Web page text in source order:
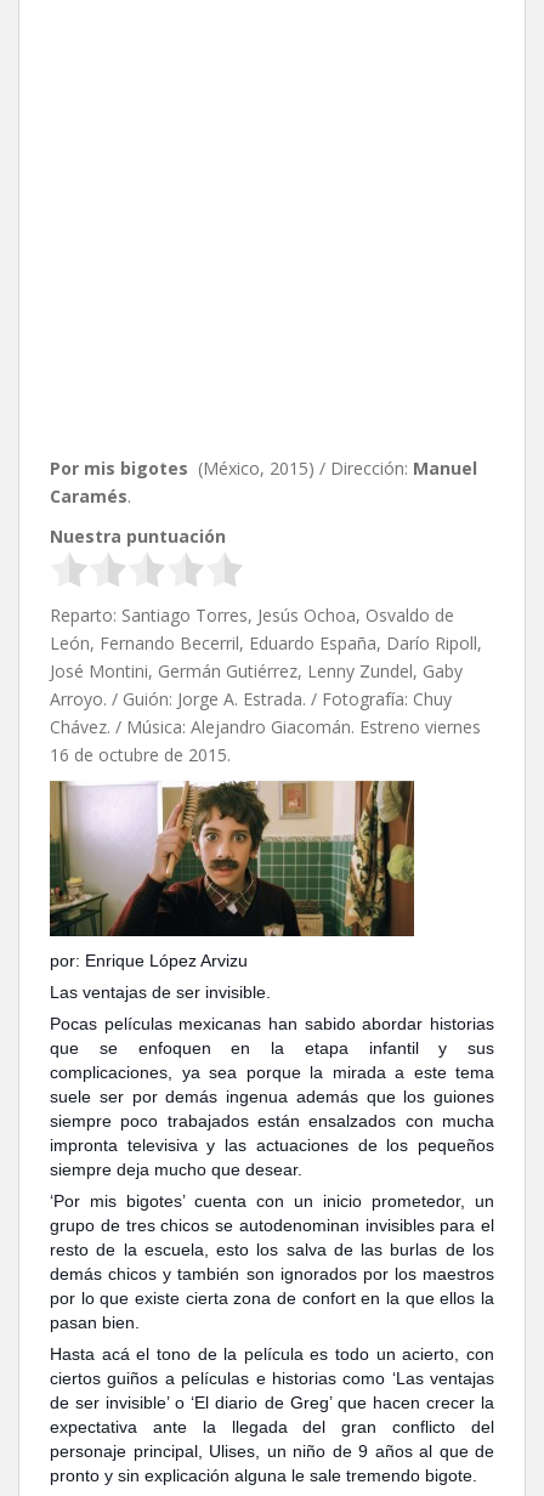
Por mis bigotes (México, 2015) / Dirección: Manuel
Caramés.
Nuestra puntuación
Reparto: Santiago Torres, Jesús Ochoa, Osvaldo de
León, Fernando Becerril, Eduardo España, Darío Ripoll,
José Montini, Germán Gutiérrez, Lenny Zundel, Gaby
Arroyo. / Guión: Jorge A. Estrada. / Fotografía: Chuy
Chávez. / Música: Alejandro Giacomán. Estreno viernes
16 de octubre de 2015.
por: Enrique López Arvizu
Las ventajas de ser invisible.
Pocas películas mexicanas han sabido abordar historias
que se enfoquen en la etapa infantil y sus
complicaciones, ya sea porque la mirada a este tema
suele ser por demás ingenua además que los guiones
siempre poco trabajados están ensalzados con mucha
impronta televisiva y las actuaciones de los pequeños
siempre deja mucho que desear.
‘Por mis bigotes’ cuenta con un inicio prometedor, un
grupo de tres chicos se autodenominan invisibles para el
resto de la escuela, esto los salva de las burlas de los
demás chicos y también son ignorados por los maestros
por lo que existe cierta zona de confort en la que ellos la
pasan bien.
Hasta acá el tono de la película es todo un acierto, con
ciertos guiños a películas e historias como ‘Las ventajas
de ser invisible’ o ‘El diario de Greg’ que hacen crecer la
expectativa ante la llegada del gran conflicto del
personaje principal, Ulises, un niño de 9 años al que de
pronto y sin explicación alguna le sale tremendo bigote.